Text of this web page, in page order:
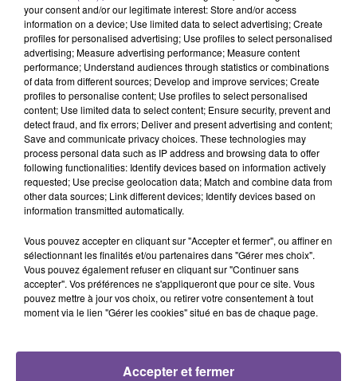
Cet élément est masqué compte-tenu du refus du
dépôt de cookies que vous avez exprimé. Si vous
souhaitez l'afficher, merci de nous donner votre accord
en cliquant sur le bouton ci-dessous.
Afficher l'élément
PRÈS DE CHEZ VOUS
your consent and/or our legitimate interest: Store and/or access
information on a device; Use limited data to select advertising; Create
profiles for personalised advertising; Use profiles to select personalised
advertising; Measure advertising performance; Measure content
performance; Understand audiences through statistics or combinations
of data from different sources; Develop and improve services; Create
profiles to personalise content; Use profiles to select personalised
content; Use limited data to select content; Ensure security, prevent and
detect fraud, and fix errors; Deliver and present advertising and content;
Save and communicate privacy choices. These technologies may
process personal data such as IP address and browsing data to offer
following functionalities: Identify devices based on information actively
requested; Use precise geolocation data; Match and combine data from
other data sources; Link different devices; Identify devices based on
information transmitted automatically.
Vous pouvez accepter en cliquant sur "Accepter et fermer", ou affiner en
sélectionnant les finalités et/ou partenaires dans "Gérer mes choix".
Vous pouvez également refuser en cliquant sur "Continuer sans
accepter". Vos préférences ne s'appliqueront que pour ce site. Vous
pouvez mettre à jour vos choix, ou retirer votre consentement à tout
moment via le lien "Gérer les cookies" situé en bas de chaque page.
Accepter et fermer